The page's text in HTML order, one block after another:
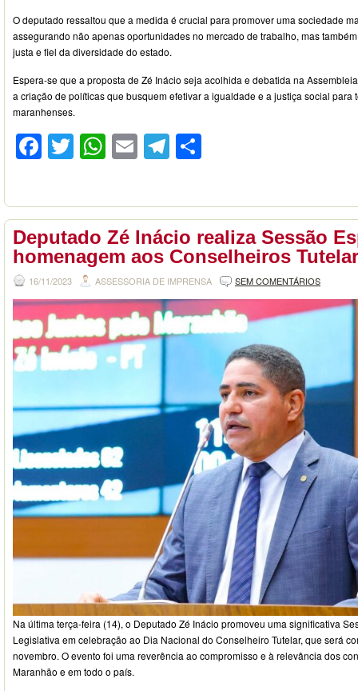
O deputado ressaltou que a medida é crucial para promover uma sociedade
assegurando não apenas oportunidades no mercado de trabalho, mas
justa e fiel da diversidade do estado.
Espera-se que a proposta de Zé Inácio seja acolhida e debatida na
a criação de políticas que busquem efetivar a igualdade e a justiça social para
maranhenses.
Facebook
Twitter
WhatsApp
EmailTelegram
Deputado Zé Inácio realiza Sessão
homenagem aos Conselheiros
16/11/2023 ASSESSORIA DE IMPRENSA SEM COMENTÁRIOS
Na última terça-feira (14), o Deputado Zé Inácio promoveu uma significativa
Legislativa em celebração ao Dia Nacional do Conselheiro Tutelar, que será
novembro. O evento foi uma reverência ao compromisso e à relevância dos
Maranhão e em todo o país.